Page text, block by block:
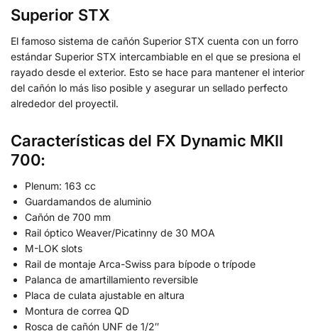
Superior STX
El famoso sistema de cañón Superior STX cuenta con un forro
estándar Superior STX intercambiable en el que se presiona el
rayado desde el exterior. Esto se hace para mantener el interior
del cañón lo más liso posible y asegurar un sellado perfecto
alrededor del proyectil.
Características del FX Dynamic MKII
700:
Plenum: 163 cc
Guardamandos de aluminio
Cañón de 700 mm
Rail óptico Weaver/Picatinny de 30 MOA
M-LOK slots
Rail de montaje Arca-Swiss para bípode o trípode
Palanca de amartillamiento reversible
Placa de culata ajustable en altura
Montura de correa QD
Rosca de cañón UNF de 1/2″